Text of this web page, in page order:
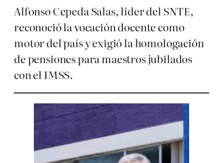
Alfonso Cepeda Salas, líder del SNTE,
reconoció la vocación docente como
motor del país y exigió la homologación
de pensiones para maestros jubilados
con el IMSS.